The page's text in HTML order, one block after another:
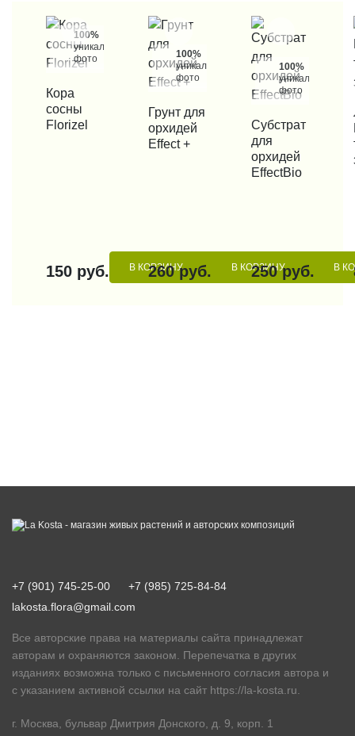
100%
уникальные
фото
КУПИТЬ В 1 КЛИК
Кора
сосны
Florizel
150 руб. В КОРЗИНУ
100%
уникальные
фото
КУПИТЬ В 1 КЛИК
Грунт для
орхидей
Effect +
260 руб. В КОРЗИНУ
100%
уникальные
фото
КУПИТЬ В 1 КЛИК
Субстрат
для
орхидей
EffectBio
250 руб. В
+7 (901) 745-25-00
+7 (985) 725-84-84
lakosta.flora@gmail.com
Все авторские права на материалы сайта принадлежат
авторам и охраняются законом. Перепечатка в других
изданиях возможна только с письменного согласия автора и
с указанием активной ссылки на сайт https://la-kosta.ru
г. Москва, бульвар Дмитрия Донского, д. 9, корп. 1